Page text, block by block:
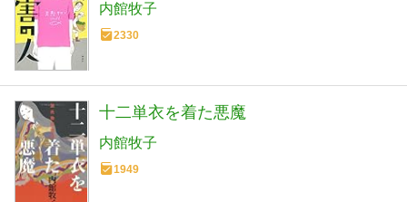
内館牧子
2330
十二単衣を着た悪魔
内館牧子
1949